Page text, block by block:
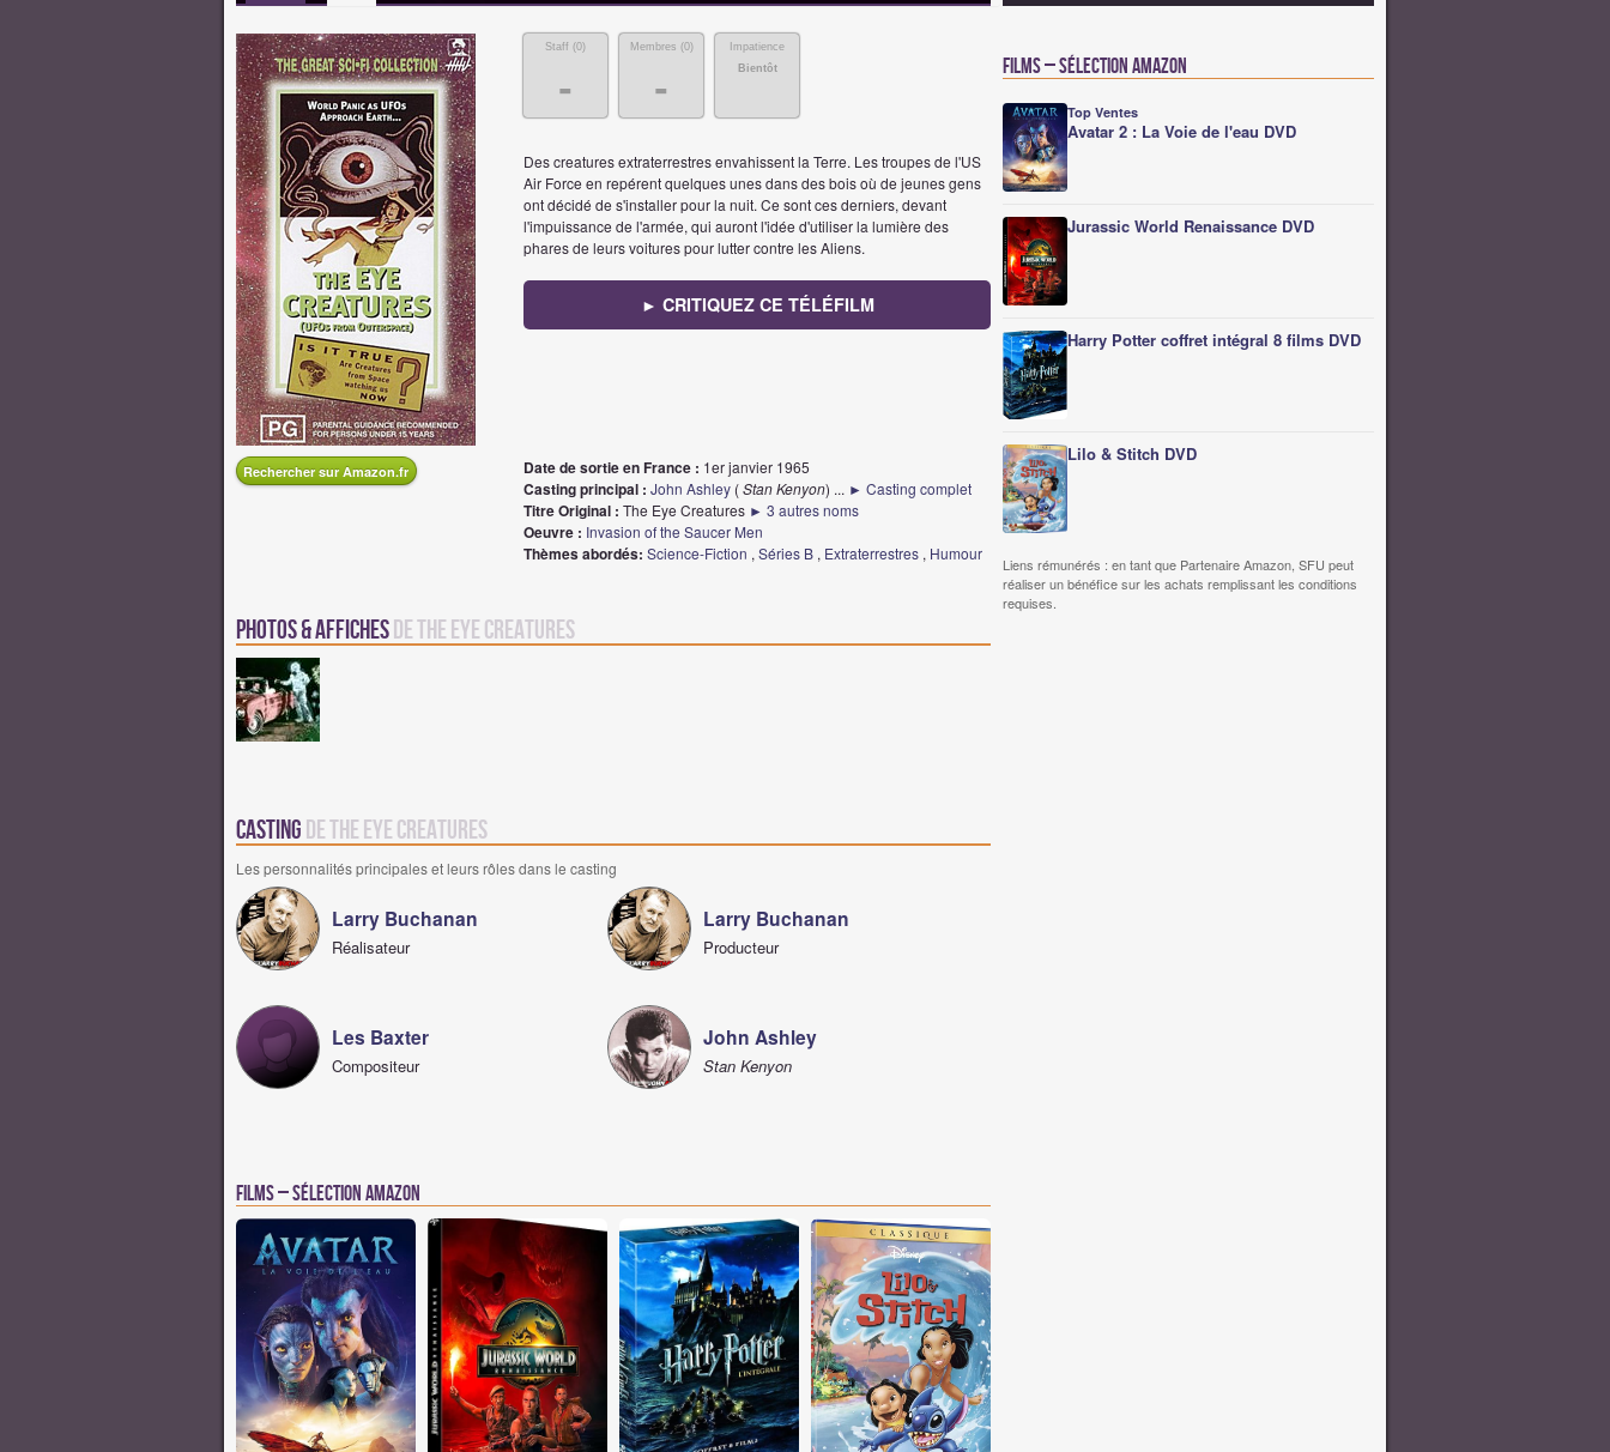
Staff (0)
-
Membres (0)
-
Impatience
Bientôt
Des creatures extraterrestres envahissent la Terre. Les troupes de l'US
Air Force en repérent quelques unes dans des bois où de jeunes gens
ont décidé de s'installer pour la nuit. Ce sont ces derniers, devant
l'impuissance de l'armée, qui auront l'idée d'utiliser la lumière des
phares de leurs voitures pour lutter contre les Aliens.
► CRITIQUEZ CE TÉLÉFILM
Rechercher sur Amazon.fr Date de sortie en France : 1er janvier 1965
Casting principal : John Ashley (Stan Kenyon) ... ► Casting complet
Titre Original : The Eye Creatures ► 3 autres noms
Oeuvre : Invasion of the Saucer Men
Thèmes abordés: Science-Fiction , Séries B , Extraterrestres , Humour
Photos & Affichesde The Eye Creatures
Casting de The Eye Creatures
Les personnalités principales et leurs rôles dans le casting
Larry Buchanan
Réalisateur
Larry Buchanan
Producteur
Les Baxter
Compositeur
John Ashley
Stan Kenyon
Films – Sélection Amazon
Films – Sélection Amazon
Top Ventes
Avatar 2 : La Voie de l'eau DVD
Jurassic World Renaissance DVD
Harry Potter coffret intégral 8 films DVD
Lilo & Stitch DVD
Liens rémunérés : en tant que Partenaire Amazon, SFU peut
réaliser un bénéfice sur les achats remplissant les conditions
requises.